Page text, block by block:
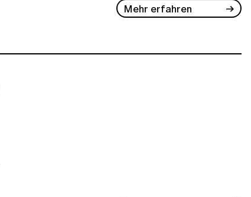
Mehr erfahren